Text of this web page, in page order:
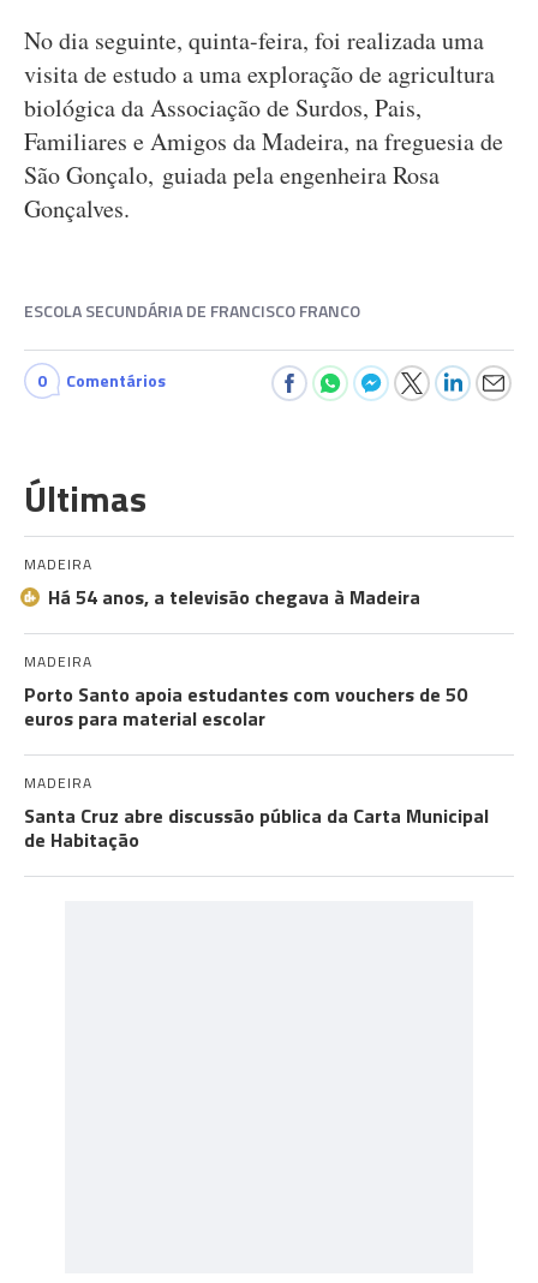
No dia seguinte, quinta-feira, foi realizada uma
visita de estudo a uma exploração de agricultura
biológica da Associação de Surdos, Pais,
Familiares e Amigos da Madeira, na freguesia de
São Gonçalo, guiada pela engenheira Rosa
Gonçalves.
ESCOLA SECUNDÁRIA DE FRANCISCO FRANCO
0 Comentários
Últimas
MADEIRA
Há 54 anos, a televisão chegava à Madeira
MADEIRA
Porto Santo apoia estudantes com vouchers de 50
euros para material escolar
MADEIRA
Santa Cruz abre discussão pública da Carta Municipal
de Habitação